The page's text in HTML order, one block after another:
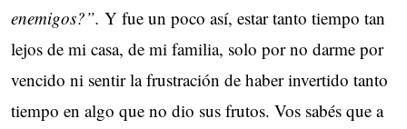
enemigos?”. Y fue un poco así, estar tanto tiempo tan
lejos de mi casa, de mi familia, solo por no darme por
vencido ni sentir la frustración de haber invertido tanto
tiempo en algo que no dio sus frutos. Vos sabés que a